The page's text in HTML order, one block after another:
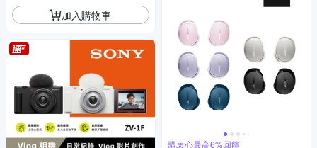
加入購物車
購衷心最高6%回饋